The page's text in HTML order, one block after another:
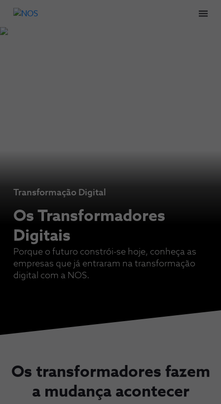
Transformação Digital
Os Transformadores
Digitais
Porque o futuro constrói-se hoje, conheça as
empresas que já entraram na transformação
digital com a NOS.
Os transformadores fazem
a mudança acontecer